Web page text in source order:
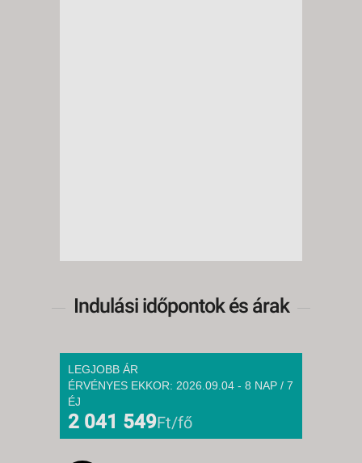
Indulási időpontok és árak
LEGJOBB ÁR
ÉRVÉNYES EKKOR: 2026.09.04 - 8 NAP / 7
ÉJ
2 041 549Ft/fő